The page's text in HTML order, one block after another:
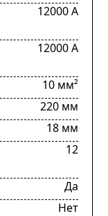
12000 А
12000 А
10 мм²
220 мм
18 мм
12
Да
Нет